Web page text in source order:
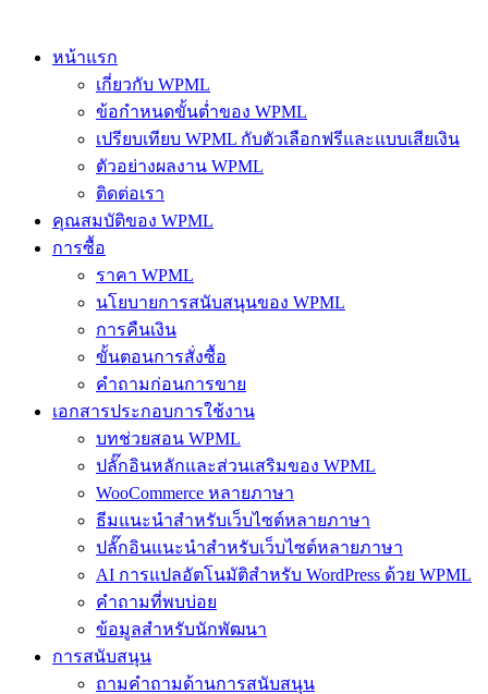
หน้าแรก
เกี่ยวกับ WPML
ข้อกำหนดขั้นต่ำของ WPML
เปรียบเทียบ WPML กับตัวเลือกฟรีและแบบเสียเงิน
ตัวอย่างผลงาน WPML
ติดต่อเรา
คุณสมบัติของ WPML
การซื้อ
ราคา WPML
นโยบายการสนับสนุนของ WPML
การคืนเงิน
ขั้นตอนการสั่งซื้อ
คำถามก่อนการขาย
เอกสารประกอบการใช้งาน
บทช่วยสอน WPML
ปลั๊กอินหลักและส่วนเสริมของ WPML
WooCommerce หลายภาษา
ธีมแนะนำสำหรับเว็บไซต์หลายภาษา
ปลั๊กอินแนะนำสำหรับเว็บไซต์หลายภาษา
AI การแปลอัตโนมัติสำหรับ WordPress ด้วย WPML
คำถามที่พบบ่อย
ข้อมูลสำหรับนักพัฒนา
การสนับสนุน
ถามคำถามด้านการสนับสนุน